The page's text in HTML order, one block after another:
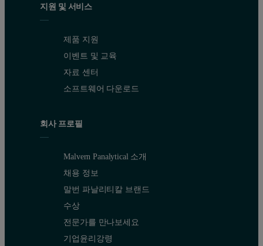
지원 및 서비스
제품 지원
이벤트 및 교육
자료 센터
소프트웨어 다운로드
회사 프로필
Malvern Panalytical 소개
채용 정보
말번 파날리티칼 브랜드
수상
전문가를 만나보세요
기업윤리강령